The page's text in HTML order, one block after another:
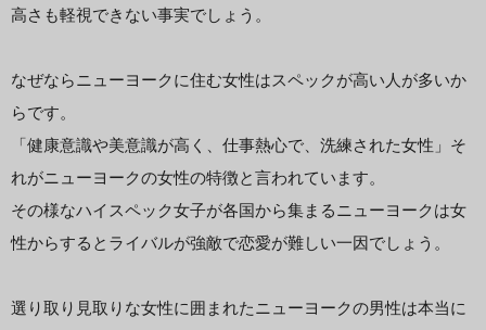
高さも軽視できない事実でしょう。
なぜならニューヨークに住む女性はスペックが高い人が多いか
らです。
「健康意識や美意識が高く、仕事熱心で、洗練された女性」そ
れがニューヨークの女性の特徴と言われています。
その様なハイスペック女子が各国から集まるニューヨークは女
性からするとライバルが強敵で恋愛が難しい一因でしょう。
選り取り見取りな女性に囲まれたニューヨークの男性は本当に